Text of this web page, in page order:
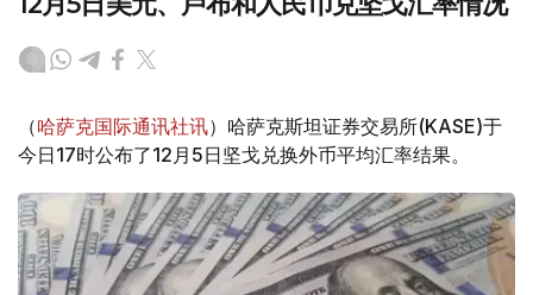
（哈萨克国际通讯社讯）哈萨克斯坦证券交易所(KASE)于
今日17时公布了12月5日坚戈兑换外币平均汇率结果。